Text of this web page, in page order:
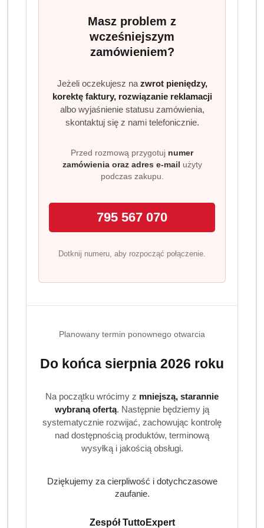
Wartość energetyczna: 343,00 kilokalorii (kcal) Wartość
energetyczna: 1459,00 kilodżuli (kJ) Tłuszcz: 0,50 tłuszcz,
w tym kwasy tłuszczowe nasycone: 0,10 węglowodany:
Porady dla alergików:
zbożowych zawierających gluten, Pszenicy i produktów
pszennych (zboża zawierające gluten), Mleka i
produktów mlecznych (w tym laktozy)
Zawiera: środek zakwaszający (KWAS)
Towar z Niemiec
Pomiń karuzelę produktów
Produkty
statusie:
Polecane
Produkty
statusie:
Podobne produkty
Realizacja: Strona, Social Media i Kampanie reklamowe |
Marketyzacja.pl
Masz problem z
wcześniejszym
zamówieniem?
Jeżeli oczekujesz na zwrot pieniędzy,
korektę faktury, rozwiązanie reklamacji
albo wyjaśnienie statusu zamówienia,
skontaktuj się z nami telefonicznie.
Przed rozmową przygotuj numer
zamówienia oraz adres e-mail użyty
podczas zakupu.
795 567 070
Dotknij numeru, aby rozpocząć połączenie.
Planowany termin ponownego otwarcia
Do końca sierpnia 2026 roku
Na początku wrócimy z mniejszą, starannie
wybraną ofertą. Następnie będziemy ją
systematycznie rozwijać, zachowując kontrolę
nad dostępnością produktów, terminową
wysyłką i jakością obsługi.
Dziękujemy za cierpliwość i dotychczasowe
zaufanie.
Zespół TuttoExpert